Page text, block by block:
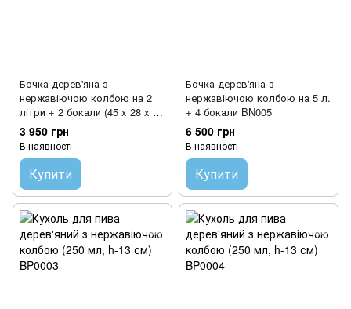
Бочка дерев'яна з
нержавіючою колбою на 2
літри + 2 бокали (45 x 28 x 31
см) BN003
3 950 грн
В наявності
Купити
Бочка дерев'яна з
нержавіючою колбою на 5 л.
+ 4 бокали BN005
6 500 грн
В наявності
Купити